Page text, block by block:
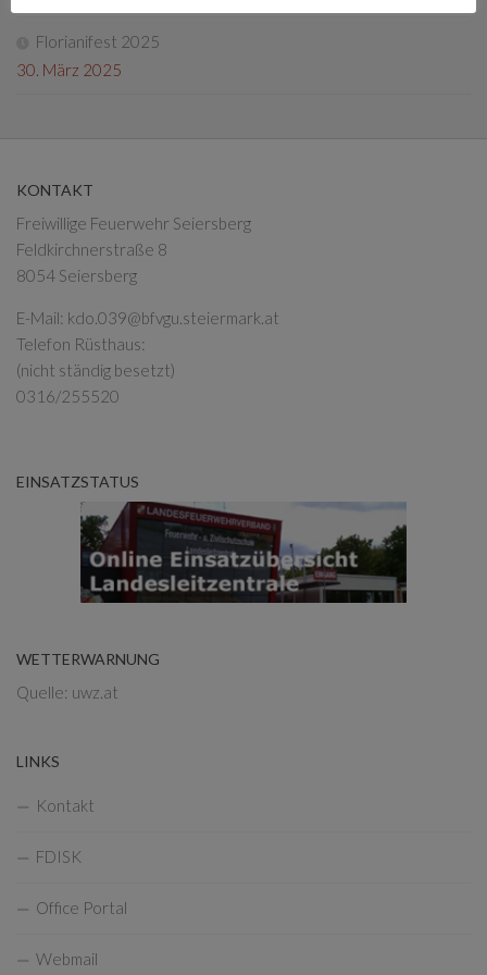
Florianifest 2025
30. März 2025
KONTAKT
Freiwillige Feuerwehr Seiersberg
Feldkirchnerstraße 8
8054 Seiersberg
E-Mail: kdo.039@bfvgu.steiermark.at
Telefon Rüsthaus:
(nicht ständig besetzt)
0316/255520
EINSATZSTATUS
WETTERWARNUNG
Quelle: uwz.at
LINKS
Kontakt
FDISK
Office Portal
Webmail